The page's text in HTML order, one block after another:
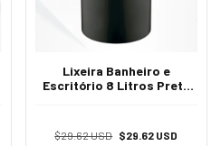
Lixeira Banheiro e
Escritório 8 Litros Preta
$29.62 USD $29.62 USD